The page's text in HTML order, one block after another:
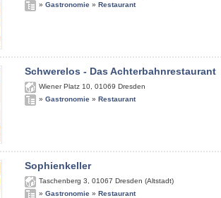
» Gastronomie » Restaurant
Schwerelos - Das Achterbahnrestaurant
Wiener Platz 10 01069 Dresden
» Gastronomie » Restaurant
Sophienkeller
Taschenberg 3 01067 Dresden (Altstadt)
» Gastronomie » Restaurant